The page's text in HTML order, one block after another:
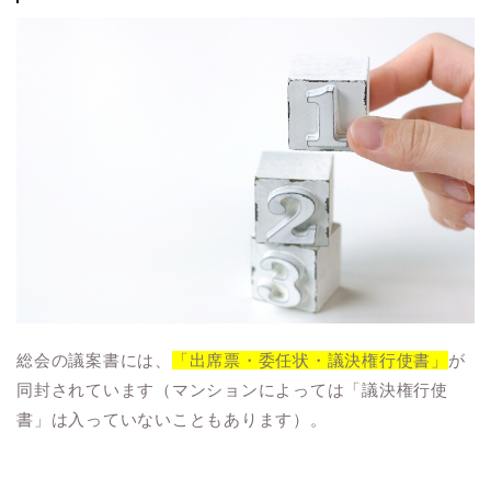
総会の議案書には、 「出席票・委任状・議決権行使書」 が
同封されています（マンションによっては「議決権行使
書」は入っていないこともあります）。